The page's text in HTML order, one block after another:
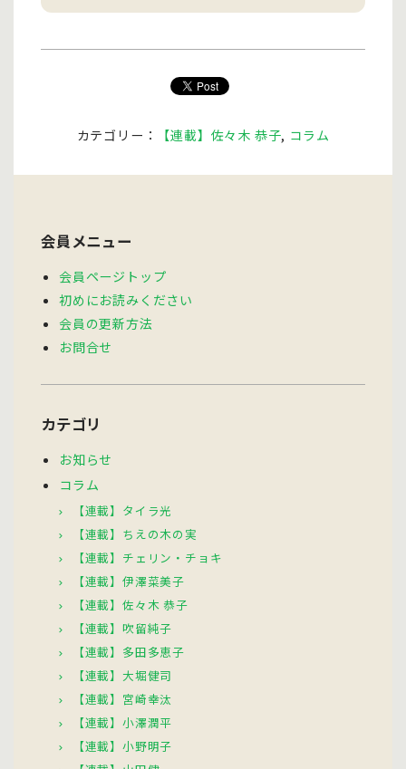
カテゴリー： 【連載】佐々木 恭子, コラム
会員メニュー
会員ページトップ
初めにお読みください
会員の更新方法
お問合せ
カテゴリ
お知らせ
コラム
【連載】タイラ光
【連載】ちえの木の実
【連載】チェリン・チョキ
【連載】伊澤菜美子
【連載】佐々木 恭子
【連載】吹留純子
【連載】多田多恵子
【連載】大堀健司
【連載】宮崎幸汰
【連載】小澤潤平
【連載】小野明子